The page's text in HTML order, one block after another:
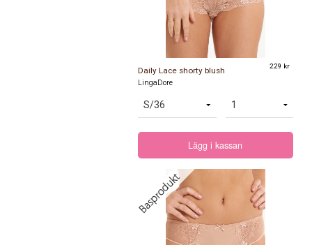
Daily Lace shorty blush 229 kr
LingaDore
Lägg i kassan